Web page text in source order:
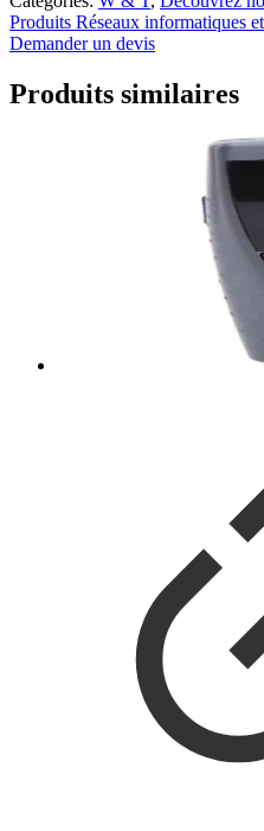
Produits Réseaux informatiques
Demander un devis
Produits similaires